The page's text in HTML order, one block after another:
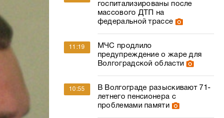
госпитализированы после
массового ДТП на
федеральной трассе
11:19
МЧС продлило
предупреждение о жаре для
Волгоградской области
10:55
В Волгограде разыскивают 71-
летнего пенсионера с
проблемами памяти